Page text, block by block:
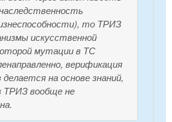
то ТРИЗ
искусственной
мутации в ТС
верификация
на основе знаний,
ТРИЗ вообще не